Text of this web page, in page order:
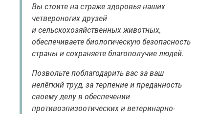
Вы стоите на страже здоровья наших
четвероногих друзей
и сельскохозяйственных животных,
обеспечиваете биологическую безопасность
страны и сохраняете благополучие людей.
Позвольте поблагодарить вас за ваш
нелёгкий труд, за терпение и преданность
своему делу в обеспечении
противоэпизоотических и ветеринарно-